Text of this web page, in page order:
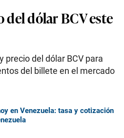
del dólar BCV este
precio del dólar BCV para
del billete en el mercado
en Venezuela: tasa y cotización